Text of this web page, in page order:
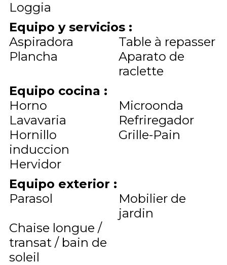
Loggia
Equipo y servicios :
Aspiradora
Table à repasser
Plancha
Aparato de
raclette
Equipo cocina :
Horno
Microonda
Lavavaria
Refriregador
Hornillo
induccion
Grille-Pain
Hervidor
Equipo exterior :
Parasol
Mobilier de
jardin
Chaise longue /
transat / bain de
soleil